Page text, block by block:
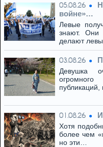
05.08.26
войне»…
Левые
знают.
делают
03.08.26
Девушка
публикаций,
01.08.26
Хотя
более чем
но эти…